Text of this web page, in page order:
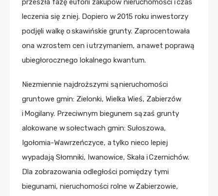
przeszła fazę euforii zakupów nieruchomości i czas
leczenia się z niej. Dopiero w 2015 roku inwestorzy
podjęli walkę o skawińskie grunty. Zaprocentowała
ona wzrostem cen i utrzymaniem, a nawet poprawą
ubiegłorocznego lokalnego kwantum.
Niezmiennie najdroższymi są nieruchomości
gruntowe gmin: Zielonki, Wielka Wieś, Zabierzów
i Mogilany. Przeciwnym biegunem są zaś grunty
alokowane w sołectwach gmin: Sułoszowa,
Igołomia-Wawrzeńczyce, a tylko nieco lepiej
wypadają Słomniki, Iwanowice, Skała i Czernichów.
Dla zobrazowania odległości pomiędzy tymi
biegunami, nieruchomości rolne w Zabierzowie,